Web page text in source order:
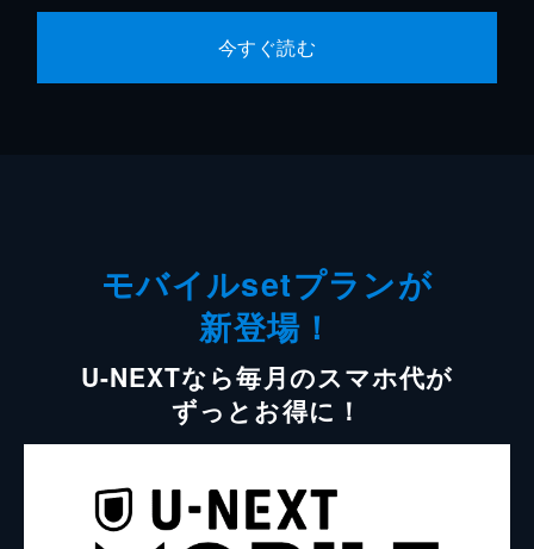
今すぐ読む
モバイルsetプランが
新登場！
U-NEXTなら毎月のスマホ代が
ずっとお得に！